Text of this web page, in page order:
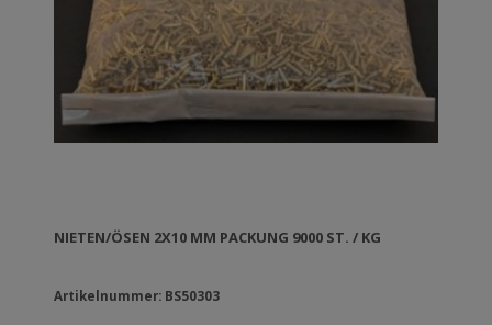
NIETEN/ÖSEN 2X10 MM PACKUNG 9000 ST. / KG
Artikelnummer: BS50303